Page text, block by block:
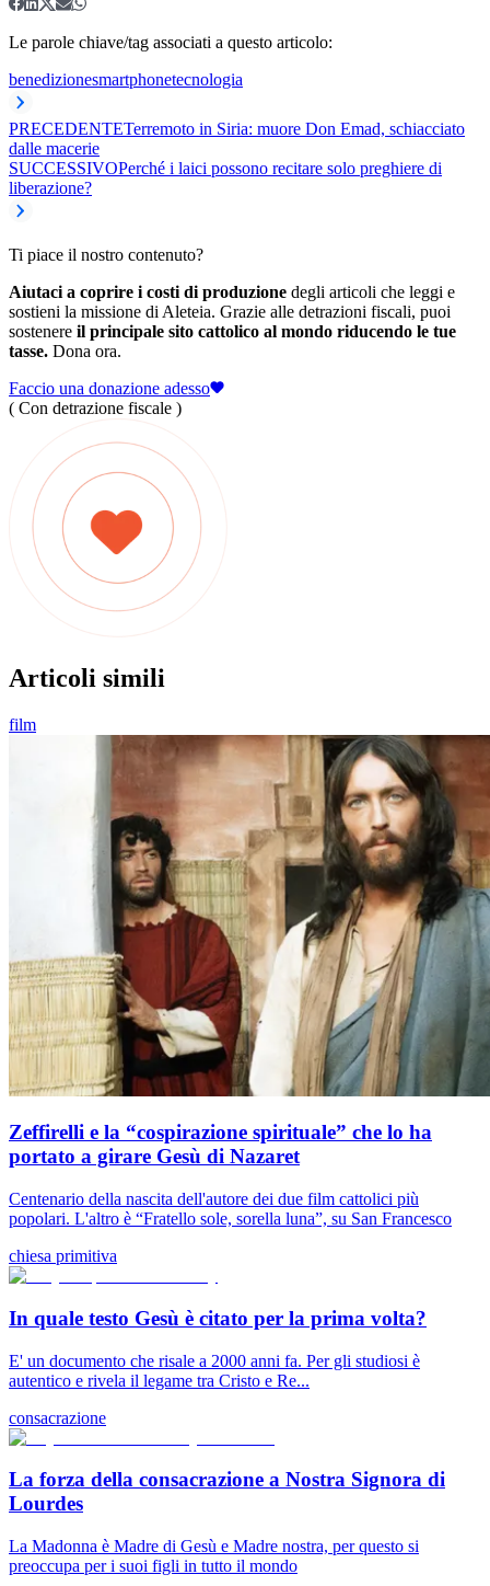
Le parole chiave/tag associati a questo articolo:
benedizionesmartphonetecnologia
PRECEDENTETerremoto in Siria: muore Don Emad, schiacciato
dalle macerie
SUCCESSIVOPerché i laici possono recitare solo preghiere di
liberazione?
Ti piace il nostro contenuto?
Aiutaci a coprire i costi di produzione degli articoli che leggi e
sostieni la missione di Aleteia. Grazie alle detrazioni fiscali, puoi
sostenere il principale sito cattolico al mondo riducendo le tue
tasse. Dona ora.
Faccio una donazione adesso
( Con detrazione fiscale )
Articoli simili
film
Zeffirelli e la “cospirazione spirituale” che lo ha
portato a girare Gesù di Nazaret
Centenario della nascita dell'autore dei due film cattolici più
popolari. L'altro è “Fratello sole, sorella luna”, su San Francesco
chiesa primitiva
In quale testo Gesù è citato per la prima volta?
E' un documento che risale a 2000 anni fa. Per gli studiosi è
autentico e rivela il legame tra Cristo e Re...
consacrazione
La forza della consacrazione a Nostra Signora di
Lourdes
La Madonna è Madre di Gesù e Madre nostra, per questo si
preoccupa per i suoi figli in tutto il mondo